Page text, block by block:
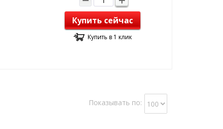
Купить сейчас
Купить в 1 клик
Показывать по: